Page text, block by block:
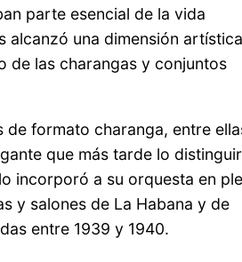
parte esencial de la vida
alcanzó una dimensión artística
de las charangas y conjuntos
formato charanga, entre
que más tarde lo
incorporó a su orquesta en
y salones de La Habana y de
entre 1939 y 1940.